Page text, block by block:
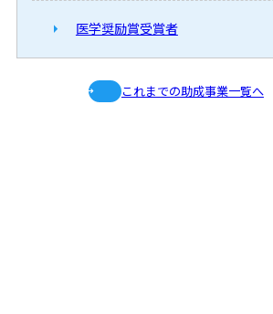
医学奨励賞受賞者
これまでの助成事業一覧へ